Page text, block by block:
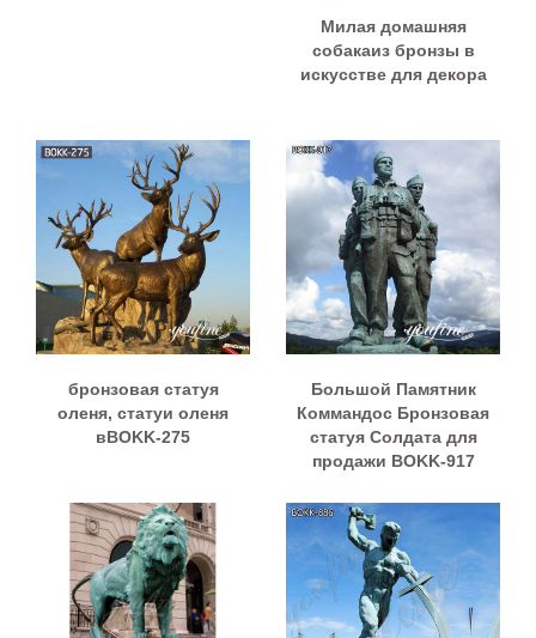
Милая домашняя
собакаиз бронзы в
искусстве для декора
бронзовая статуя
оленя, статуи оленя
вBOKK-275
Большой Памятник
Коммандос Бронзовая
статуя Солдата для
продажи BOKK-917